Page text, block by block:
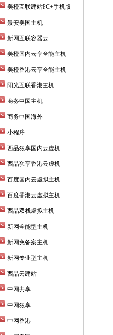
美橙互联建站PC+手机版
景安美国主机
新网互联容器云
美橙国内云享全能主机
美橙香港云享全能主机
阳光互联香港主机
商务中国主机
商务中国海外
小程序
西品独享国内云虚机
西品独享香港云虚机
百度国内云虚拟主机
百度香港云虚拟主机
西品双栈虚拟主机
新网全能型主机
新网免备案主机
新网专业型主机
西品云建站
中网共享
中网独享
中网香港